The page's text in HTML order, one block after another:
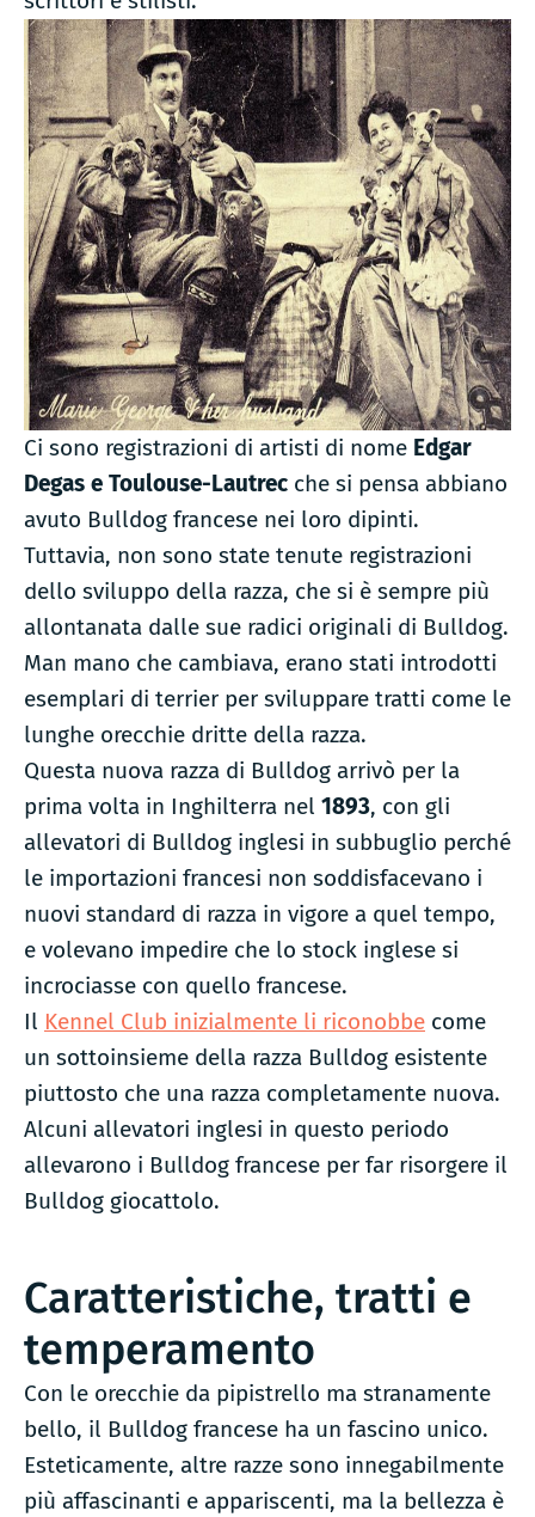
Ci sono registrazioni di artisti di nome Edgar
Degas e Toulouse-Lautrec che si pensa abbiano
avuto Bulldog francese nei loro dipinti.
Tuttavia, non sono state tenute registrazioni
dello sviluppo della razza, che si è sempre più
allontanata dalle sue radici originali di Bulldog.
Man mano che cambiava, erano stati introdotti
esemplari di terrier per sviluppare tratti come le
lunghe orecchie dritte della razza.
Questa nuova razza di Bulldog arrivò per la
prima volta in Inghilterra nel 1893, con gli
allevatori di Bulldog inglesi in subbuglio perché
le importazioni francesi non soddisfacevano i
nuovi standard di razza in vigore a quel tempo,
e volevano impedire che lo stock inglese si
incrociasse con quello francese.
Il Kennel Club inizialmente li riconobbe come
un sottoinsieme della razza Bulldog esistente
piuttosto che una razza completamente nuova.
Alcuni allevatori inglesi in questo periodo
allevarono i Bulldog francese per far risorgere il
Bulldog giocattolo.
Caratteristiche, tratti e
temperamento
Con le orecchie da pipistrello ma stranamente
bello, il Bulldog francese ha un fascino unico.
Esteticamente, altre razze sono innegabilmente
più affascinanti e appariscenti, ma la bellezza è